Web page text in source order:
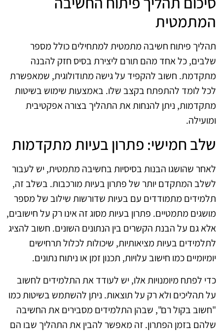
המתמטית
תהליך פיתוח חשיבה מתמטית למתחילים כולל מספר
שלבים, כל אחד מהם תורם ליצירת בסיס חזק להבנה
מתקדמת. חשוב להקפיד על גישה מתודולוגית, שמאפשרת
לכל לומד להתפתח בקצב שלו. באמצעות שימוש בשיטות
מתקדמות, ניתן להנחות את התהליך בצורה אפקטיבית
ומועילה.
שלב חמישי: פתרון בעיות מתקדמות
לאחר שהושגו הבנות בסיסיות בחשיבה מתמטית, יש לעבור
לשלב המתקדם יותר של פתרון בעיות מורכבות. בשלב זה,
תלמידים מתמודדים עם בעיות שדורשות שילוב של מספר
מושגים מתמטיים. פתרון בעיות מסוג זה אינו רק על חישובים,
אלא גם על הבנת הקשרים בין הנתונים השונים. חשוב להציג
לתלמידים בעיות מציאותיות, שיכולות לכלול תרחישים
יומיומיים כמו חישוב עלויות, תכנון זמן או ניתוח נתונים.
כדי לפתח מיומנויות אלו, יש לעודד את התלמידים לחשוב
על תהליכים ולא רק על תוצאות. ניתן להשתמש בשיטות כמו
"חשוב בקול רם", שבהן התלמידים מסבירים את החשיבה
שלהם בזמן הפתרון. זה מאפשר להבין את התהליך שבו הם